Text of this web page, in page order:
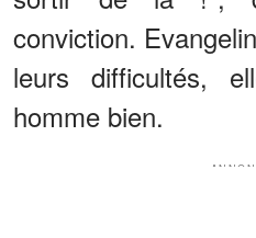
conviction.
leurs difficultés,
homme bien.